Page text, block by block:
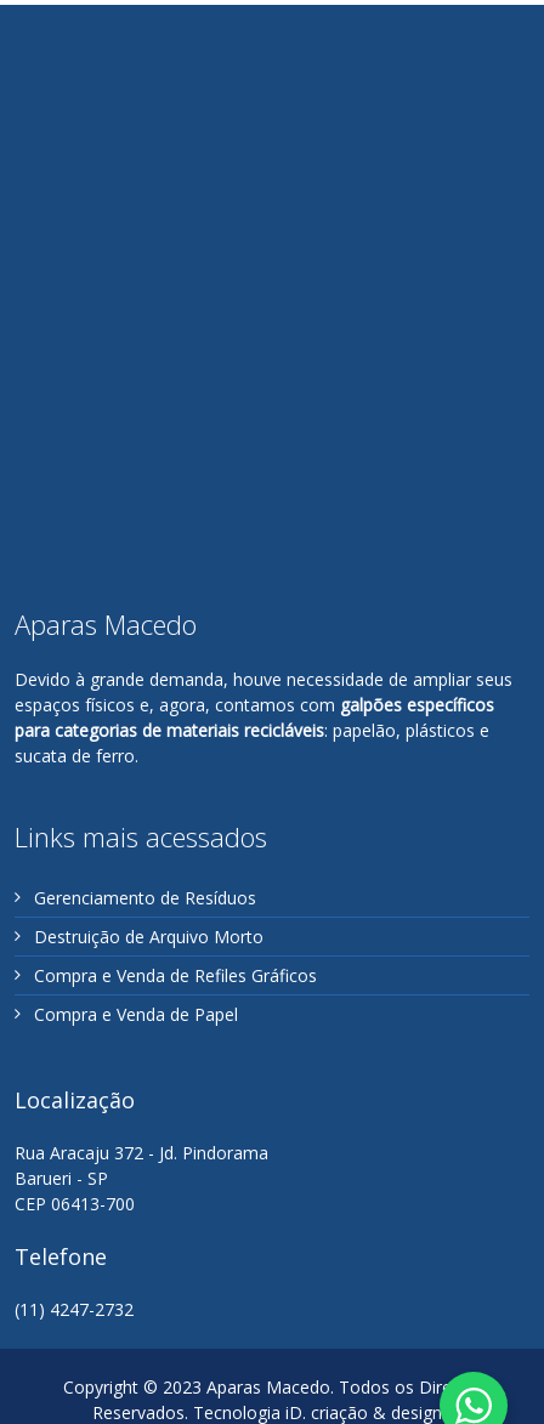
Aparas Macedo
Devido à grande demanda, houve necessidade de ampliar seus
espaços físicos e, agora, contamos com galpões específicos
para categorias de materiais recicláveis: papelão, plásticos e
sucata de ferro.
Links mais acessados
Gerenciamento de Resíduos
Destruição de Arquivo Morto
Compra e Venda de Refiles Gráficos
Compra e Venda de Papel
Localização
Rua Aracaju 372 - Jd. Pindorama
Barueri - SP
CEP 06413-700
Telefone
(11) 4247-2732
Copyright © 2023 Aparas Macedo. Todos os Direitos
Reservados. Tecnologia iD. criação & design /